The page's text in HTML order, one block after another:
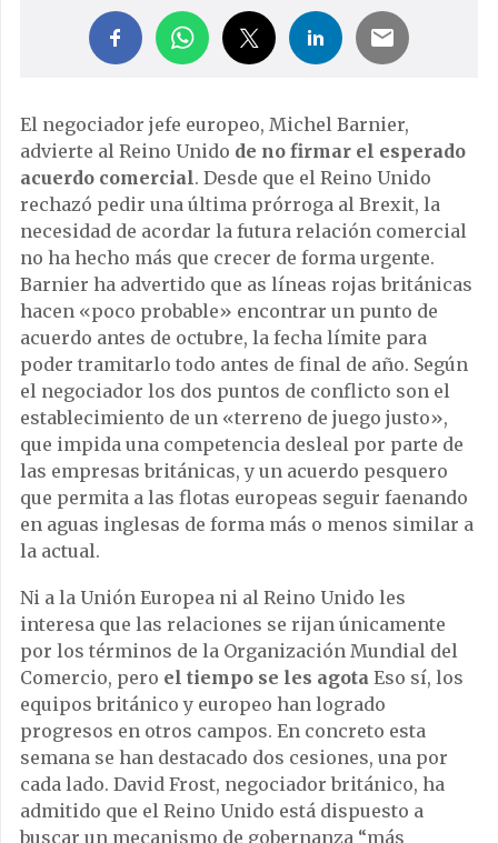
El negociador jefe europeo, Michel Barnier,
advierte al Reino Unido de no firmar el esperado
acuerdo comercial. Desde que el Reino Unido
rechazó pedir una última prórroga al Brexit, la
necesidad de acordar la futura relación comercial
no ha hecho más que crecer de forma urgente.
Barnier ha advertido que as líneas rojas británicas
hacen «poco probable» encontrar un punto de
acuerdo antes de octubre, la fecha límite para
poder tramitarlo todo antes de final de año. Según
el negociador los dos puntos de conflicto son el
establecimiento de un «terreno de juego justo»,
que impida una competencia desleal por parte de
las empresas británicas, y un acuerdo pesquero
que permita a las flotas europeas seguir faenando
en aguas inglesas de forma más o menos similar a
la actual.
Ni a la Unión Europea ni al Reino Unido les
interesa que las relaciones se rijan únicamente
por los términos de la Organización Mundial del
Comercio, pero el tiempo se les agota Eso sí, los
equipos británico y europeo han logrado
progresos en otros campos. En concreto esta
semana se han destacado dos cesiones, una por
cada lado. David Frost, negociador británico, ha
admitido que el Reino Unido está dispuesto a
buscar un mecanismo de gobernanza “más